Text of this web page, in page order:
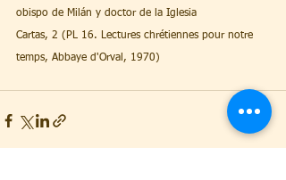
obispo de Milán y doctor de la Iglesia
Cartas, 2 (PL 16. Lectures chrétiennes pour notre
temps, Abbaye d'Orval, 1970)